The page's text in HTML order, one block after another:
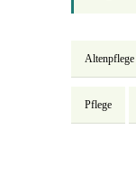
Altenpflege
Pflege